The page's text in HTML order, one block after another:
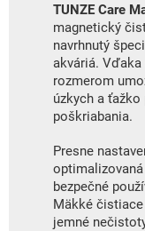
TUNZE Care
magnetický
navrhnutý
akváriá.
rozmerom
úzkych a
poškriabania.
Presne
bezpečné
Mäkké
jemné